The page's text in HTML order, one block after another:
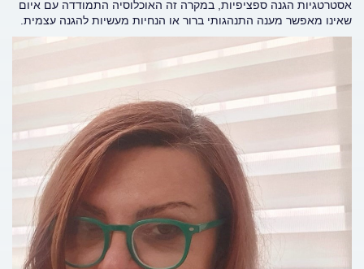
אסטרטגיות הגנה ספציפיות, במקרה זה האוכלוסיה התמודדה עם איום
שאינו מאפשר מענה התנהגותי ברור או הנחיות מעשיות להגנה עצמית.